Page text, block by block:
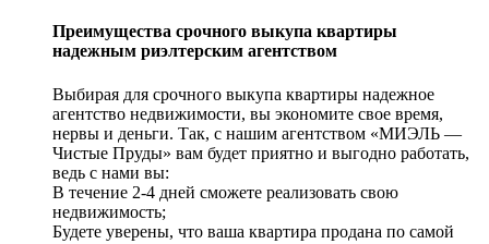
Преимущества срочного выкупа квартиры
надежным риэлтерским агентством
Выбирая для срочного выкупа квартиры надежное
агентство недвижимости, вы экономите свое время,
нервы и деньги. Так, с нашим агентством «МИЭЛЬ —
Чистые Пруды» вам будет приятно и выгодно работать,
ведь с нами вы:
В течение 2-4 дней сможете реализовать свою
недвижимость;
Будете уверены, что ваша квартира продана по самой